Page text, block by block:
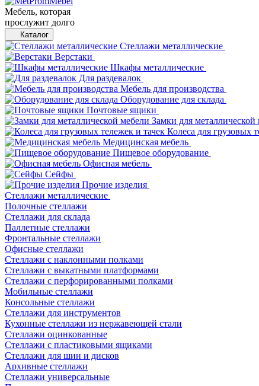
Мебель, которая
прослужит долго
Каталог
Стеллажи металлические
Верстаки
Шкафы металлические
Для раздевалок
Мебель для производства
Оборудование для склада
Почтовые ящики
Замки для металлической
Колеса для грузовых
Медицинская мебель
Пищевое оборудование
Офисная мебель
Сейфы
Прочие изделия
Стеллажи металлические
Полочные стеллажи
Стеллажи для склада
Паллетные стеллажи
Фронтальные стеллажи
Офисные стеллажи
Стеллажи с наклонными полками
Стеллажи с выкатными платформами
Стеллажи с перфорированными полками
Мобильные стеллажи
Консольные стеллажи
Стеллажи для инструментов
Кухонные стеллажи из нержавеющей стали
Стеллажи оцинкованные
Стеллажи с пластиковыми ящиками
Стеллажи для шин и дисков
Архивные стеллажи
Стеллажи универсальные